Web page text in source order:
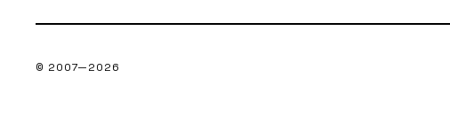
© 2007—2026